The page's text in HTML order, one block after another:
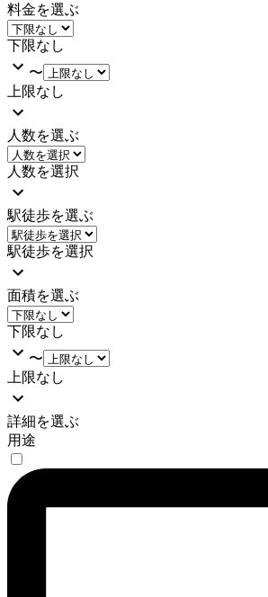
料金を選ぶ
下限なし
〜
上限なし
人数を選ぶ
人数を選択
駅徒歩を選ぶ
駅徒歩を選択
面積を選ぶ
下限なし
〜
上限なし
詳細を選ぶ
用途